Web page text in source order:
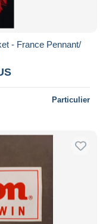
- France Pennant/
Particulier